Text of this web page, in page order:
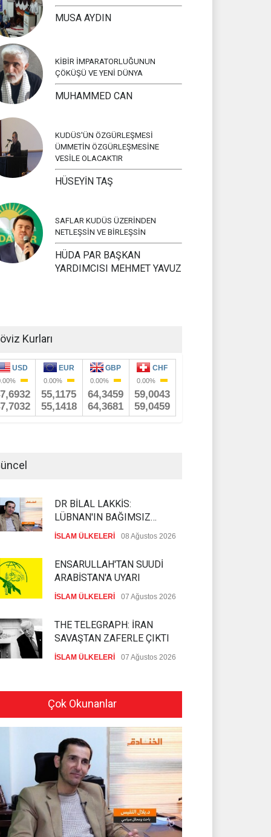
MUSA AYDIN
KİBİR İMPARATORLUĞUNUN
ÇÖKÜŞÜ VE YENİ DÜNYA
MUHAMMED CAN
KUDÜS'ÜN ÖZGÜRLEŞMESİ
ÜMMETİN ÖZGÜRLEŞMESİNE
VESİLE OLACAKTIR
HÜSEYİN TAŞ
SAFLAR KUDÜS ÜZERİNDEN
NETLEŞSİN VE BİRLEŞSİN
HÜDA PAR BAŞKAN
YARDIMCISI MEHMET YAVUZ
Kurları
DR BİLAL LAKKİS:
LÜBNAN'IN BAĞIMSIZ
OLMASI İSTENMİYOR
İSLAM ÜLKELERİ 08 Ağustos 2026
ENSARULLAH'TAN SUUDİ
ARABİSTAN'A UYARI
İSLAM ÜLKELERİ 07 Ağustos 2026
THE TELEGRAPH: İRAN
SAVAŞTAN ZAFERLE ÇIKTI
İSLAM ÜLKELERİ 07 Ağustos 2026
SİYONİST REJİM
PEZEŞKİYAN'DAN HALİL EL
HAYYE'YE TEBRİK TELEFONU
HAMAS 05 Ağustos 2026
İSLAMİ CİHAD: SİYONİST
DÜŞMAN TAAHHÜTLERİNE
UYMUYOR
İSLAMİ CİHAD 04 Ağustos 2026
Çok Okunanlar